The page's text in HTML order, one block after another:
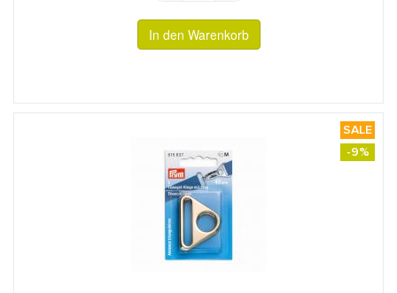
In den Warenkorb
SALE
-9%